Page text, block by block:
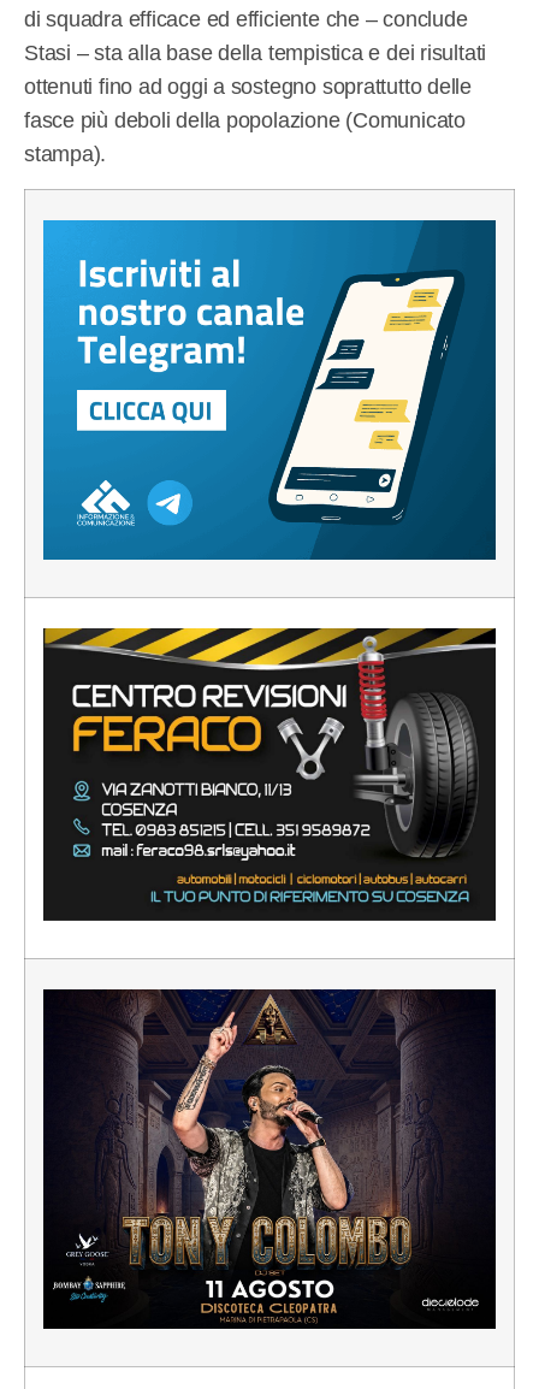
di squadra efficace ed efficiente che – conclude
Stasi – sta alla base della tempistica e dei risultati
ottenuti fino ad oggi a sostegno soprattutto delle
fasce più deboli della popolazione (Comunicato
stampa).